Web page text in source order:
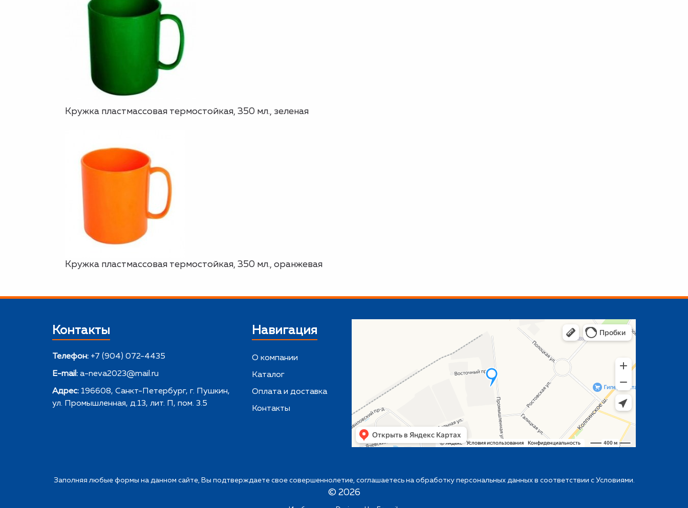
Кружка пластмассовая термостойкая, 350 мл., зеленая
Кружка пластмассовая термостойкая, 350 мл., оранжевая
Контакты
Телефон: +7 (904) 072-4435
E-mail: a-neva2023@mail.ru
Адрес: 196608, Санкт-Петербург, г. Пушкин,
ул. Промышленная, д.13, лит. П, пом. 3.5
Навигация
О компании
Каталог
Оплата и доставка
Контакты
Заполняя любые формы на данном сайте, Вы подтверждаете свое совершеннолетие, соглашаетесь на обработку персональных данных в соответствии с Условиями.
© 2026